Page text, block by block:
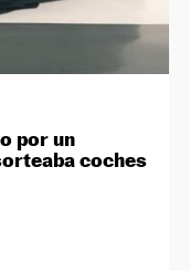
por un
coches